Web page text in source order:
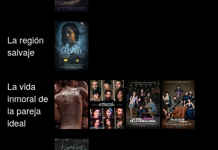
La región
salvaje
La vida
inmoral de
la pareja
ideal